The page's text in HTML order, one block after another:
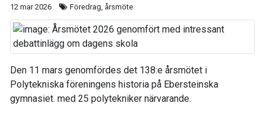
12 mar 2026 Föredrag, årsmöte
Den 11 mars genomfördes det 138:e årsmötet i
Polytekniska föreningens historia på Ebersteinska
gymnasiet. med 25 polytekniker närvarande.